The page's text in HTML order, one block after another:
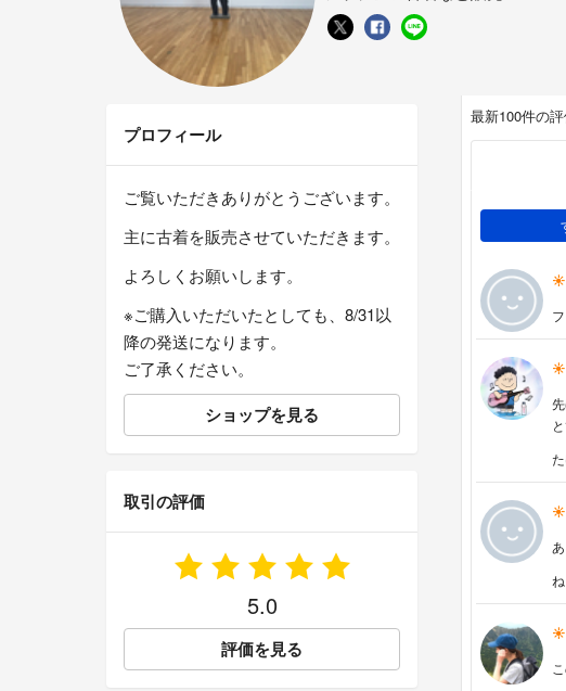
最新100件の
プロフィール
ご覧いただきありがとうございます。
主に古着を販売させていただきます。
よろしくお願いします。
※ご購入いただいたとしても、8/31以
降の発送になります。
ご了承ください。
ショップを見る
取引の評価
5.0
評価を見る